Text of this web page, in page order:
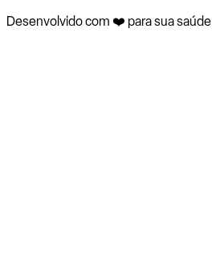
Desenvolvido com ❤️ para sua saúde